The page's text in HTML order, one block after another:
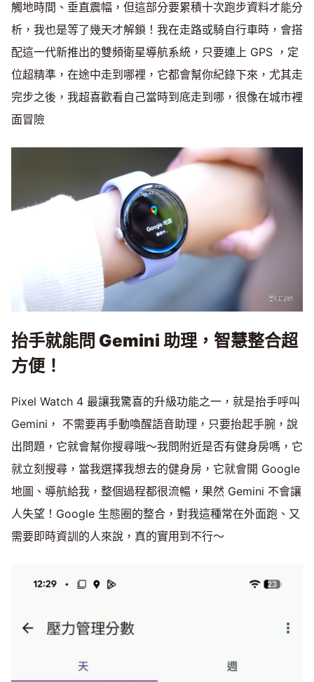
觸地時間、垂直震幅，但這部分要累積十次跑步資料才能分
析，我也是等了幾天才解鎖！我在走路或騎自行車時，會搭
配這一代新推出的雙頻衛星導航系統，只要連上 GPS ，定
位超精準，在途中走到哪裡，它都會幫你紀錄下來，尤其走
完步之後，我超喜歡看自己當時到底走到哪，很像在城市裡
面冒險
抬手就能問 Gemini 助理，智慧整合超
方便！
Pixel Watch 4 最讓我驚喜的升級功能之一，就是抬手呼叫
Gemini， 不需要再手動喚醒語音助理，只要抬起手腕，說
出問題，它就會幫你搜尋哦～我問附近是否有健身房嗎，它
就立刻搜尋，當我選擇我想去的健身房，它就會開 Google
地圖、導航給我，整個過程都很流暢，果然 Gemini 不會讓
人失望！Google 生態圈的整合，對我這種常在外面跑、又
需要即時資訓的人來說，真的實用到不行～